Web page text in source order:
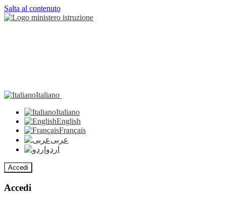
Salta al contenuto
Italiano
Italiano
English
Français
عربى
اردو
Accedi
Accedi